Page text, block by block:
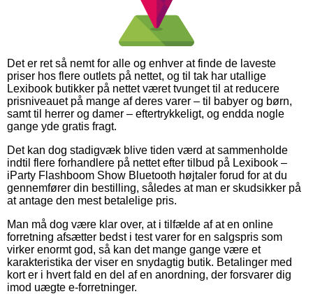
Det er ret så nemt for alle og enhver at finde de laveste
priser hos flere outlets på nettet, og til tak har utallige
Lexibook butikker på nettet været tvunget til at reducere
prisniveauet på mange af deres varer – til babyer og børn,
samt til herrer og damer – eftertrykkeligt, og endda nogle
gange yde gratis fragt.
Det kan dog stadigvæk blive tiden værd at sammenholde
indtil flere forhandlere på nettet efter tilbud på Lexibook –
iParty Flashboom Show Bluetooth højtaler forud for at du
gennemfører din bestilling, således at man er skudsikker på
at antage den mest betalelige pris.
Man må dog være klar over, at i tilfælde af at en online
forretning afsætter bedst i test varer for en salgspris som
virker enormt god, så kan det mange gange være et
karakteristika der viser en snydagtig butik. Betalinger med
kort er i hvert fald en del af en anordning, der forsvarer dig
imod uægte e-forretninger.